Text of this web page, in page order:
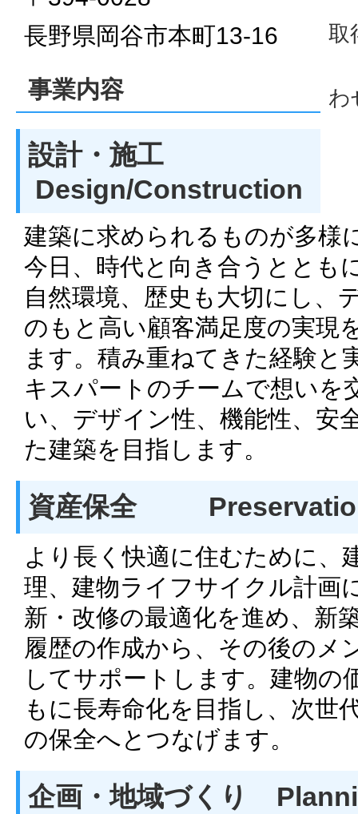
取
わ
長野県岡谷市本町13-16
事業内容
設計・施工
Design/Construction
建築に求められるものが多様
今日、時代と向き合うととも
自然環境、歴史も大切にし、
のもと高い顧客満足度の実現
ます。積み重ねてきた経験と
キスパートのチームで想いを
い、デザイン性、機能性、安
た建築を目指します。
資産保全
より長く快適に住むために、
理、建物ライフサイクル計画
新・改修の最適化を進め、新
履歴の作成から、その後のメ
してサポートします。建物の
もに長寿命化を目指し、次世
の保全へとつなげます。
企画・地域づくり